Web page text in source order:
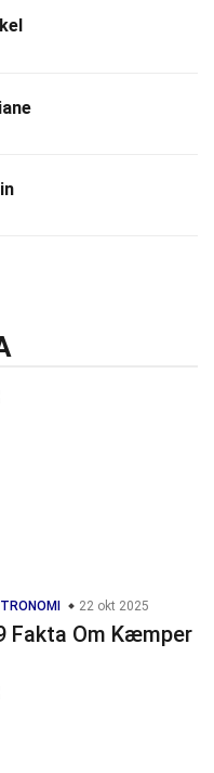
22 okt 2025
Fakta Om Kæmper